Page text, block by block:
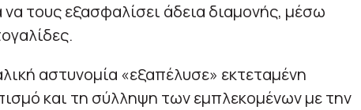
τους εξασφαλίσει άδεια διαμονής, μέσω
αστυνομία «εξαπέλυσε» εκτεταμένη
και τη σύλληψη των εμπλεκομένων με την